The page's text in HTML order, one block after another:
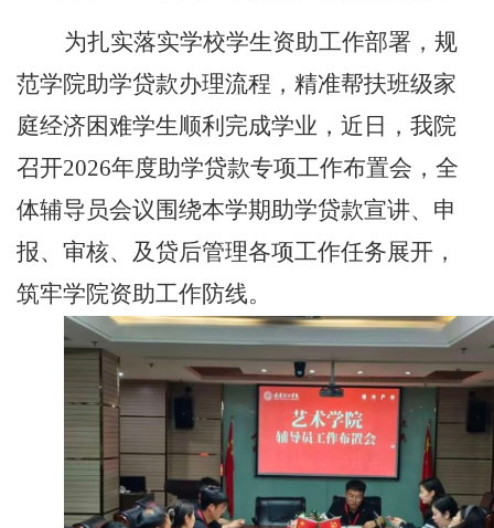
为扎实落实学校学生资助工作部署，规
范学院助学贷款办理流程，精准帮扶班级家
庭经济困难学生顺利完成学业，近日，我院
召开2026年度助学贷款专项工作布置会，全
体辅导员会议围绕本学期助学贷款宣讲、申
报、审核、及贷后管理各项工作任务展开，
筑牢学院资助工作防线。